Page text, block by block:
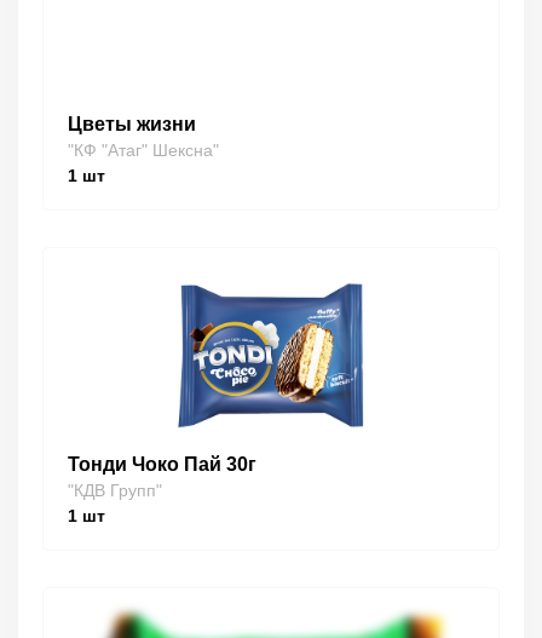
Цветы жизни
"КФ "Атаг" Шексна"
1 шт
Тонди Чоко Пай 30г
"КДВ Групп"
1 шт